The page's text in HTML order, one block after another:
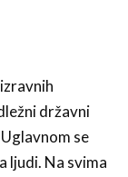
državni
se
ljudi. Na svima